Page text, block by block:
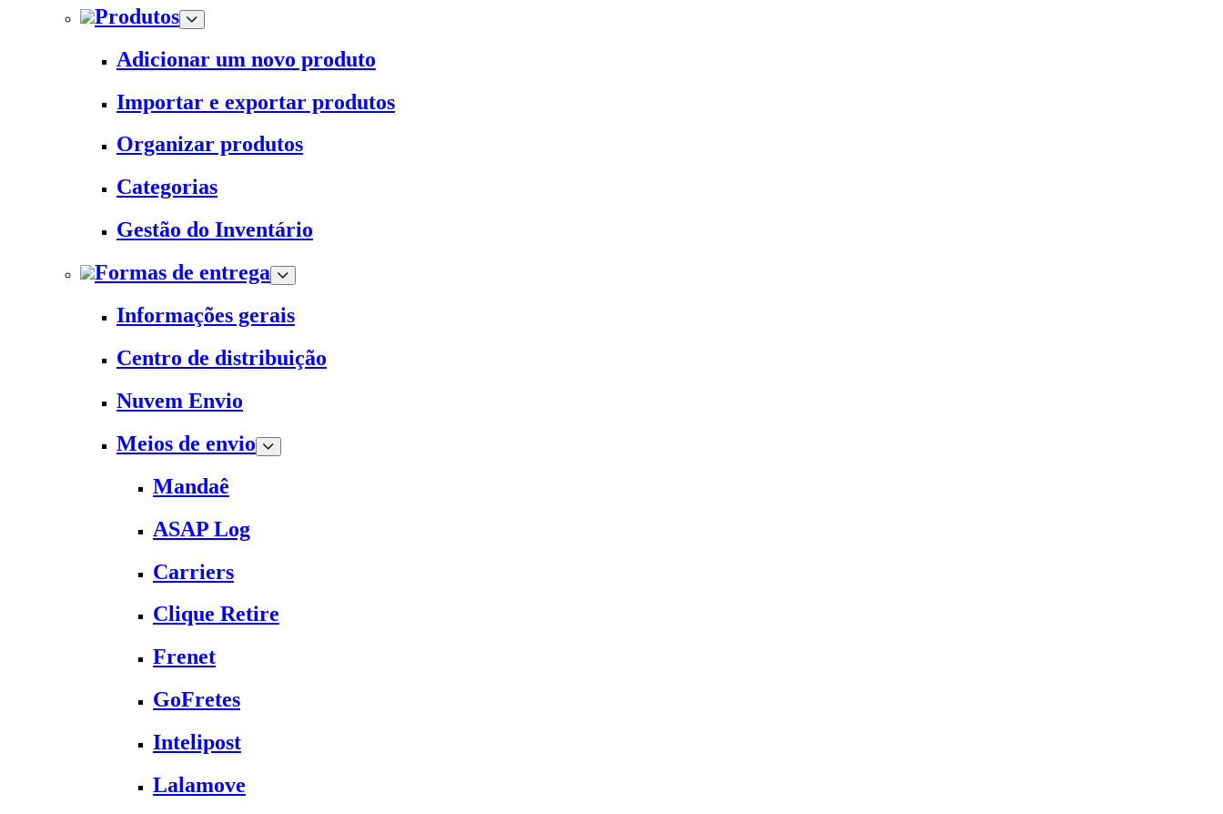
Produtos
Adicionar um novo produto
Importar e exportar produtos
Organizar produtos
Categorias
Gestão do Inventário
Formas de entrega
Informações gerais
Centro de distribuição
Nuvem Envio
Meios de envio
Mandaê
ASAP Log
Carriers
Clique Retire
Frenet
GoFretes
Intelipost
Lalamove